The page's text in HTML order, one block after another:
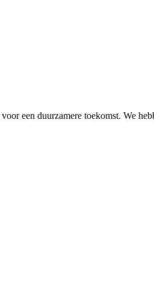
een duurzamere toekomst. We